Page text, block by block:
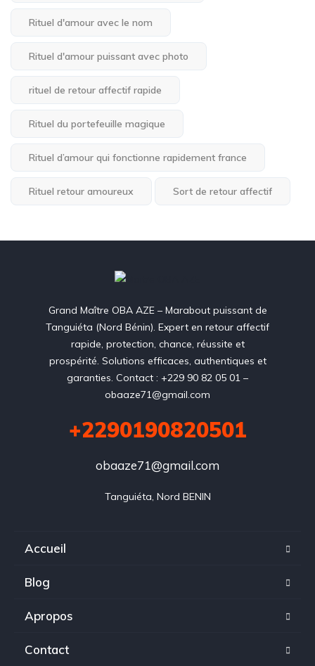
Rituel d'amour avec le nom
Rituel d'amour puissant avec photo
rituel de retour affectif rapide
Rituel du portefeuille magique
Rituel d’amour qui fonctionne rapidement france
Rituel retour amoureux Sort de retour affectif
Grand Maître OBA AZE – Marabout puissant de
Tanguiéta (Nord Bénin). Expert en retour affectif
rapide, protection, chance, réussite et
prospérité. Solutions efficaces, authentiques et
garanties. Contact : +229 90 82 05 01 –
obaaze71@gmail.com
+2290190820501
obaaze71@gmail.com
Tanguiéta, Nord BENIN
Accueil
Blog
Apropos
Contact